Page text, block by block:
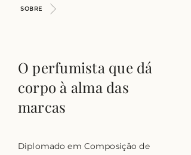
SOBRE
O perfumista que dá
corpo à alma das
marcas
Diplomado em Composição de